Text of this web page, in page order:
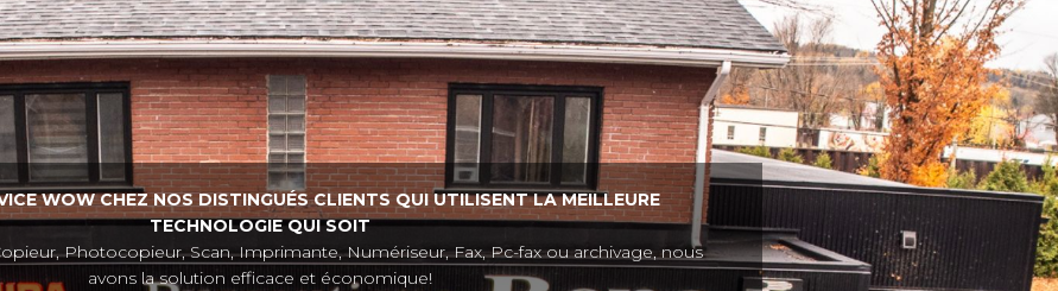
WOW CHEZ NOS DISTINGUÉS CLIENTS QUI UTILISENT LA MEILLEURE
TECHNOLOGIE QUI SOIT
Photocopieur, Scan, Imprimante, Numériseur, Fax, Pc-fax ou archivage, nous
avons la solution efficace et économique!